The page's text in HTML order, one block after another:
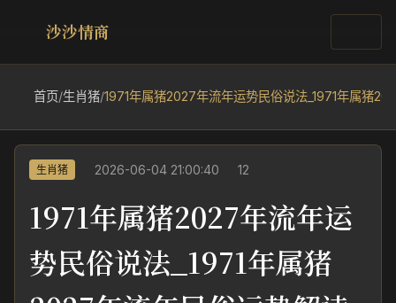
沙沙情商
首页/生肖猪/1971年属猪2027年流年运势民俗说法_1971年属猪
生肖猪 2026-06-04 21:00:40 12
1971年属猪2027年流年运
势民俗说法_1971年属猪